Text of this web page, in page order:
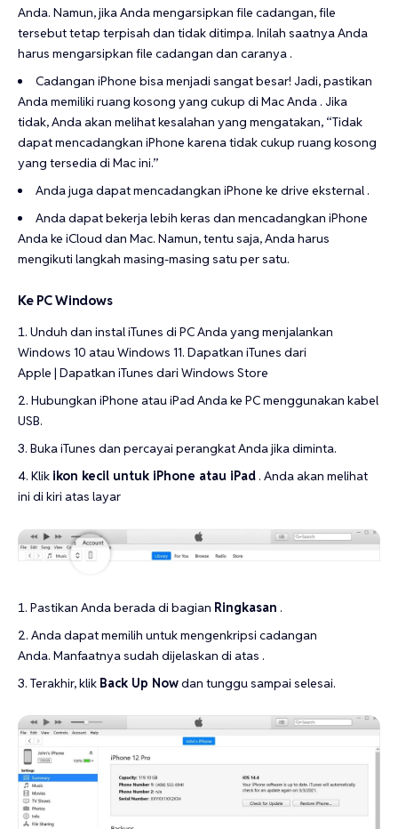
Anda. Namun, jika Anda mengarsipkan file cadangan, file
tersebut tetap terpisah dan tidak ditimpa. Inilah saatnya Anda
harus mengarsipkan file cadangan dan caranya .
Cadangan iPhone bisa menjadi sangat besar! Jadi, pastikan
Anda memiliki ruang kosong yang cukup di Mac Anda . Jika
tidak, Anda akan melihat kesalahan yang mengatakan, “Tidak
dapat mencadangkan iPhone karena tidak cukup ruang kosong
yang tersedia di Mac ini.”
Anda juga dapat mencadangkan iPhone ke drive eksternal .
Anda dapat bekerja lebih keras dan mencadangkan iPhone
Anda ke iCloud dan Mac. Namun, tentu saja, Anda harus
mengikuti langkah masing-masing satu per satu.
Ke PC Windows
Unduh dan instal iTunes di PC Anda yang menjalankan
Windows 10 atau Windows 11. Dapatkan iTunes dari
Apple | Dapatkan iTunes dari Windows Store
Hubungkan iPhone atau iPad Anda ke PC menggunakan kabel
USB.
Buka iTunes dan percayai perangkat Anda jika diminta.
Klik ikon kecil untuk iPhone atau iPad . Anda akan melihat
ini di kiri atas layar
Pastikan Anda berada di bagian Ringkasan .
Anda dapat memilih untuk mengenkripsi cadangan
Anda. Manfaatnya sudah dijelaskan di atas .
Terakhir, klik Back Up Nowdan tunggu sampai selesai.